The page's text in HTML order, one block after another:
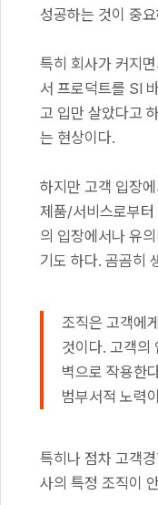
성공하는 것이 중
특히 회사가 커지
서 프로덕트를 SI
고 입만 살았다고
는 현상이다.
하지만 고객 입장
제품/서비스로부
의 입장에서나 유
기도 하다. 곰곰히
조직은 고객에
것이다. 고객의
벽으로 작용한
범부서적 노력
특히나 점차 고객
사의 특정 조직이